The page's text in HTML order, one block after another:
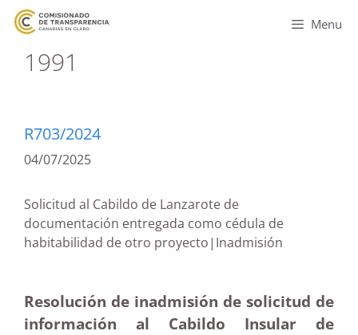
Menu
1991
R703/2024
04/07/2025
Solicitud al Cabildo de Lanzarote de
documentación entregada como cédula de
habitabilidad de otro proyecto|Inadmisión
Resolución de inadmisión de solicitud de
información al Cabildo Insular de